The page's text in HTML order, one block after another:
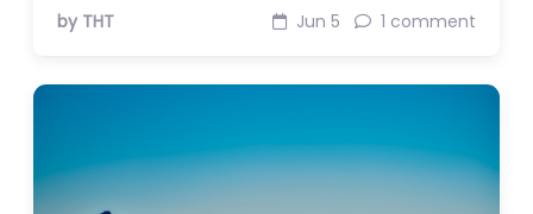
by THT Jun 5 1 comment